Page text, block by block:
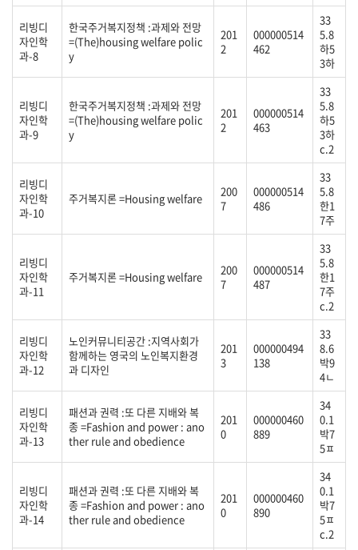
리빙디
자인학
과-8
한국주거복지정책 :과제와 전망
=(The)housing welfare polic
y
201
2
000000514
462
33
5.8
하5
3하
리빙디
자인학
과-9
한국주거복지정책 :과제와 전망
=(The)housing welfare polic
y
201
2
000000514
463
33
5.8
하5
3하
c.2
리빙디
자인학
과-10
주거복지론 =Housing welfare
200
7
000000514
486
33
5.8
한1
7주
리빙디
자인학
과-11
주거복지론 =Housing welfare
200
7
000000514
487
33
5.8
한1
7주
c.2
리빙디
자인학
과-12
노인커뮤니티공간 :지역사회가
함께하는 영국의 노인복지환경
과 디자인
201
3
000000494
138
33
8.6
박9
4ㄴ
리빙디
자인학
과-13
패션과 권력 :또 다른 지배와 복
종 =Fashion and power : ano
ther rule and obedience
201
0
000000460
889
34
0.1
박7
5ㅍ
리빙디
자인학
과-14
패션과 권력 :또 다른 지배와 복
종 =Fashion and power : ano
ther rule and obedience
201
0
000000460
890
34
0.1
박7
5ㅍ
c.2